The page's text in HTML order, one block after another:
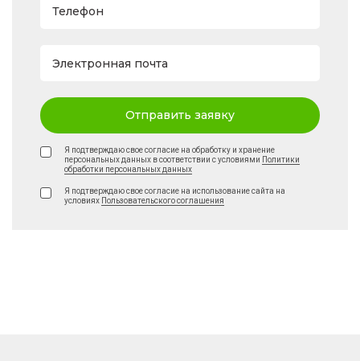
Телефон
Электронная почта
Отправить заявку
Я подтверждаю свое согласие на обработку и хранение
персональных данных в соответствии с условиями Политики
обработки персональных данных
Я подтверждаю свое согласие на использование сайта на
условиях Пользовательского соглашения